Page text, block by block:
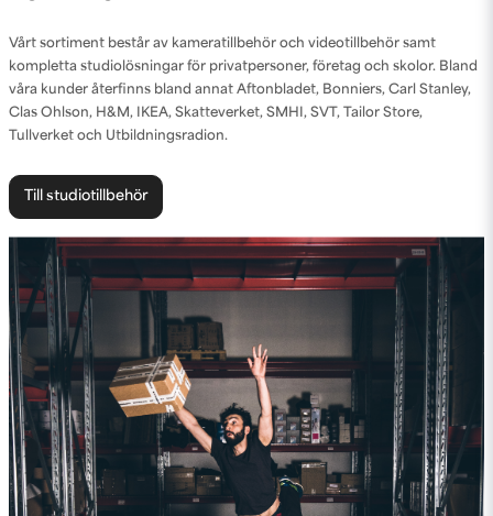
Vårt sortiment består av kameratillbehör och videotillbehör samt
kompletta studiolösningar för privatpersoner, företag och skolor. Bland
våra kunder återfinns bland annat Aftonbladet, Bonniers, Carl Stanley,
Clas Ohlson, H&M, IKEA, Skatteverket, SMHI, SVT, Tailor Store,
Tullverket och Utbildningsradion.
Till studiotillbehör